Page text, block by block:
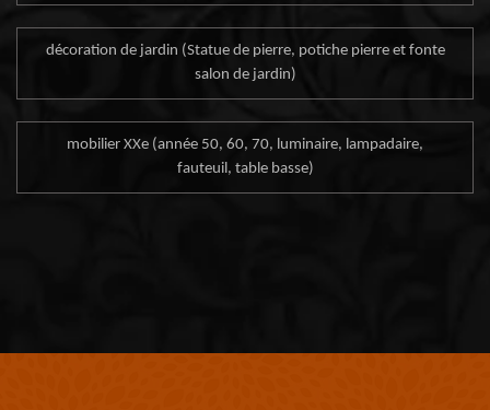
décoration de jardin (Statue de pierre, potiche pierre et fonte
salon de jardin)
mobilier XXe (année 50, 60, 70, luminaire, lampadaire,
fauteuil, table basse)